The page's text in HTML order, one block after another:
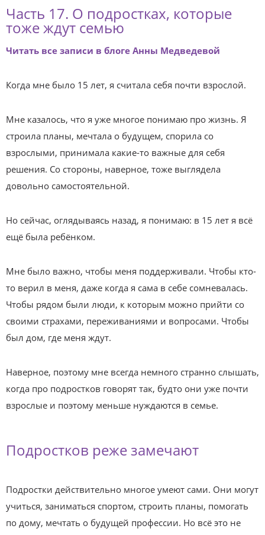
Часть 17. О подростках, которые
тоже ждут семью
Читать все записи в блоге Анны Медведевой
Когда мне было 15 лет, я считала себя почти взрослой.
Мне казалось, что я уже многое понимаю про жизнь. Я
строила планы, мечтала о будущем, спорила со
взрослыми, принимала какие-то важные для себя
решения. Со стороны, наверное, тоже выглядела
довольно самостоятельной.
Но сейчас, оглядываясь назад, я понимаю: в 15 лет я всё
ещё была ребёнком.
Мне было важно, чтобы меня поддерживали. Чтобы кто-
то верил в меня, даже когда я сама в себе сомневалась.
Чтобы рядом были люди, к которым можно прийти со
своими страхами, переживаниями и вопросами. Чтобы
был дом, где меня ждут.
Наверное, поэтому мне всегда немного странно слышать,
когда про подростков говорят так, будто они уже почти
взрослые и поэтому меньше нуждаются в семье.
Подростков реже замечают
Подростки действительно многое умеют сами. Они могут
учиться, заниматься спортом, строить планы, помогать
по дому, мечтать о будущей профессии. Но всё это не